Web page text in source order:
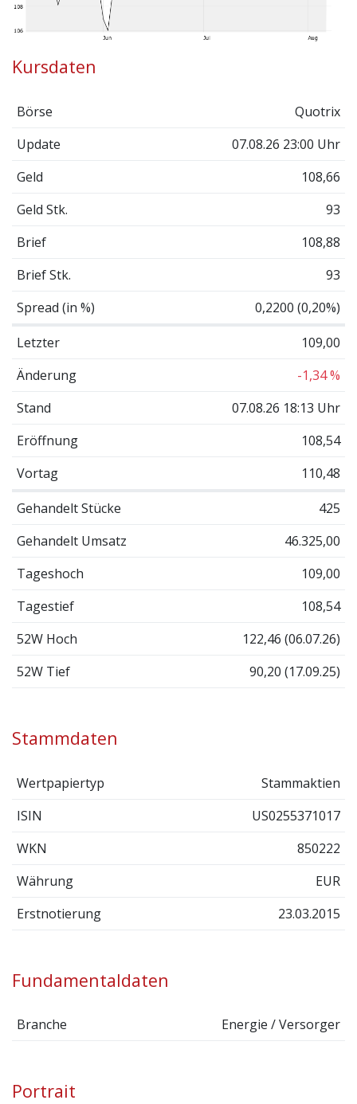
Kursdaten
Börse
Quotrix
Update
07.08.26 23:00 Uhr
Geld
108,66
Geld Stk.
93
Brief
108,88
Brief Stk.
93
Spread (in %)
0,2200 (0,20%)
Letzter
109,00
Änderung
-1,34 %
Stand
07.08.26 18:13 Uhr
Eröffnung
108,54
Vortag
110,48
Gehandelt Stücke
425
Gehandelt Umsatz
46.325,00
Tageshoch
109,00
Tagestief
108,54
52W Hoch
122,46 (06.07.26)
52W Tief
90,20 (17.09.25)
Stammdaten
Wertpapiertyp
Stammaktien
ISIN
US0255371017
WKN
850222
Währung
EUR
Erstnotierung
23.03.2015
Fundamentaldaten
Branche Energie / Versorger
Portrait